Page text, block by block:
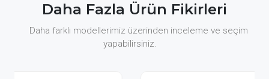
Daha Fazla Ürün Fikirleri
Daha farklı modellerimiz üzerinden inceleme ve seçim
yapabilirsiniz.